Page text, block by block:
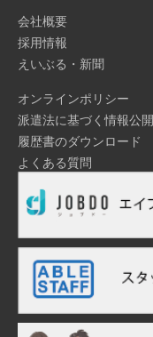
会社概要
採用情報
えいぶる・新聞
オンラインポリシー
派遣法に基づく情報公開
履歴書のダウンロード
よくある質問